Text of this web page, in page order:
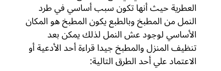
العطرية حيث أنها تكون سبب أساسي في طرد
النمل من المطبخ وبالطبع يكون المطبخ هو المكان
الأساسي لوجود عش النمل لذلك يمكن بعد
تنظيف المنزل والمطبخ جيدا قراءة أحد الأدعية أو
الاعتماد علي أحد الطرق التالية: